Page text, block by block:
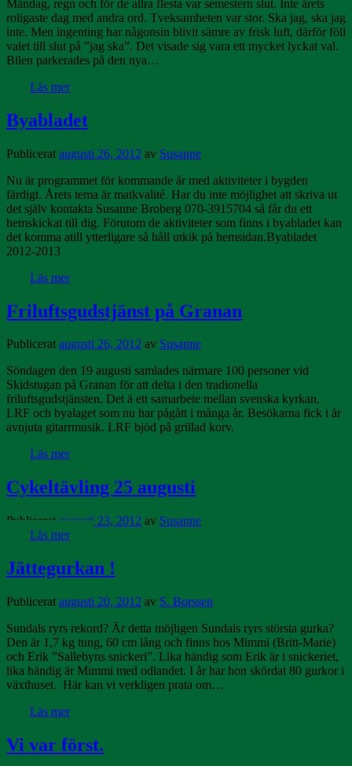
Måndag, regn och för de allra flesta var semestern slut. Inte årets
roligaste dag med andra ord. Tveksamheten var stor. Ska jag, ska jag
inte. Men ingenting har någonsin blivit sämre av frisk luft, därför föll
valet till slut på ”jag ska”. Det visade sig vara ett mycket lyckat val.
Bilen parkerades på den nya…
Läs mer
Byabladet
Publicerat augusti 26, 2012 av Susanne
Nu är programmet för kommande år med aktiviteter i bygden
färdigt. Årets tema är matkvalité. Har du inte möjlighet att skriva ut
det själv kontakta Susanne Broberg 070-3915704 så får du ett
hemskickat till dig. Förutom de aktiviteter som finns i byabladet kan
det komma atill ytterligare så håll utkik på hemsidan.Byabladet
2012-2013
Läs mer
Friluftsgudstjänst på Granan
Publicerat augusti 26, 2012 av Susanne
Söndagen den 19 augusti samlades närmare 100 personer vid
Skidstugan på Granan för att delta i den tradionella
friluftsgudstjänsten. Det ä ett samarbete mellan svenska kyrkan,
LRF och byalaget som nu har pågått i många år. Besökarna fick i år
avnjuta gitarrmusik. LRF bjöd på grillad korv.
Läs mer
Cykeltävling 25 augusti
Publicerat augusti 23, 2012 av Susanne
Läs mer
Jättegurkan !
Publicerat augusti 20, 2012 av S. Borssen
Sundals ryrs rekord? Är detta möjligen Sundals ryrs största gurka?
Den är 1,7 kg tung, 60 cm lång och finns hos Mimmi (Britt-Marie)
och Erik ”Sallebyns snickeri”. Lika händig som Erik är i snickeriet,
lika händig är Mimmi med odlandet. I år har hon skördat 80 gurkor i
växthuset. Här kan vi verkligen prata om…
Läs mer
Vi var först.